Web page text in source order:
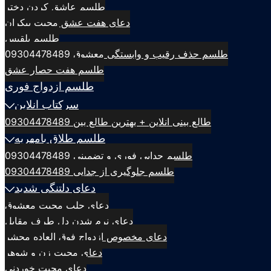
طلسم عاشق کردن دختر
دعای هفت عشق محبت بیکران
طلسم بلقيس
طلسم حذف رقیب و وابستگی معشوق 09304478489
طلسم هفت حصار عشق
طلسم ازدواج فوری
سرکتاب انلاین
طالع بینی انلاین + بهترین طالع بین 09304478489
طلسم طلاق بامهریه
طلسم جدایی فوری و تضمینی 09304478489
طلسم جلوگیری از جدایی 09304478489
دعای دلتنگی شدید
دعای جلب محبت معشوق
دعای نرم شدن دل طرف مقابل
دعای مخصوص ازدواج فوق العاده محشر
دعای محبت زن و شوهر
دعای محبت خوردنی